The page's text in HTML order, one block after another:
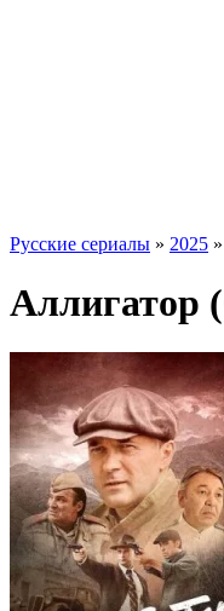
Русские сериалы » 2025
Аллигатор